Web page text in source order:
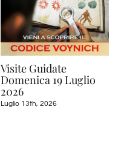
Visite Guidate
Domenica 19 Luglio
2026
Luglio 13th, 2026